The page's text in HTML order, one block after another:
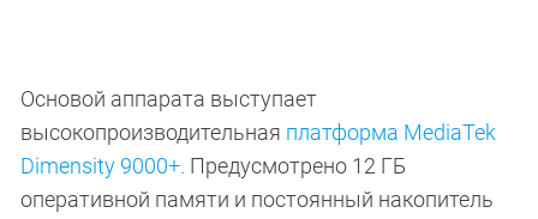
Основой аппарата выступает
высокопроизводительная платформа MediaTek
Dimensity 9000+. Предусмотрено 12 ГБ
оперативной памяти и постоянный накопитель